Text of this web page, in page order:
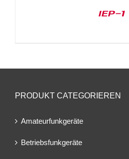
IEP-1
PRODUKT CATEGORIEREN
Amateurfunkgeräte
Betriebsfunkgeräte